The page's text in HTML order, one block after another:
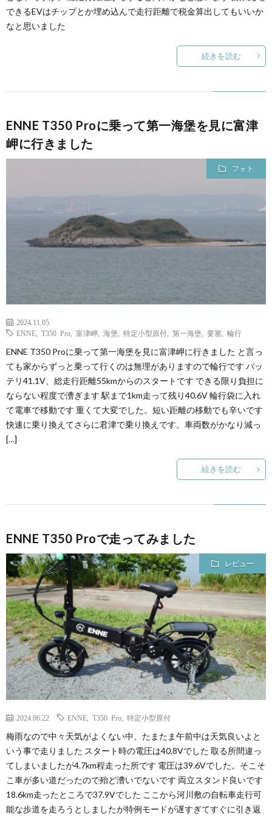
できるEVはチップとか埋め込んで走行距離で税金算出してもいいか
なと思いました
続きを読む
ENNE T350 Proに乗って第一海堡を見に富津
岬に行きました
フォト
2024.11.05
ENNE
T350 Pro 富津岬 海堡 特定小型原付 第一海堡 要塞 輪行
ENNE T350 Proに乗って第一海堡を見に富津岬に行きました と言っ
ても家からずっと乗って行くのは無理がありますので輪行です バッ
テリ41.1V、総走行距離55kmからのスタートです できる限り負担に
ならない程度で漕ぎます 駅まで1km走って残り40.6V 輪行袋に入れ
て電車で移動です 重くて大変でした。短い距離の移動でも辛いです
快速に乗り換えてさらに君津で乗り換えです。車両数がかなり減っ
[…]
続きを読む
ENNE T350 Proで走ってみました
レビュー
2024.06.22 ENNE T350 Pro 特定小型原付
梅雨なので中々天気がよくない中、たまたま午前中は天気良いよと
いう事で走りました スタート時の電圧は40.8Vでした 取る所間違っ
てしまいましたが4.7km程走った所です 電圧は39.6Vでした。そこそ
こ車が多い道だったので殆ど漕いでないです 両立スタンド良いです
18.6km走ったところで37.9Vでした ここから河川敷の自転車走行可
能な歩道を走ろうとしましたが特例モードが遅すぎてすぐに引き返